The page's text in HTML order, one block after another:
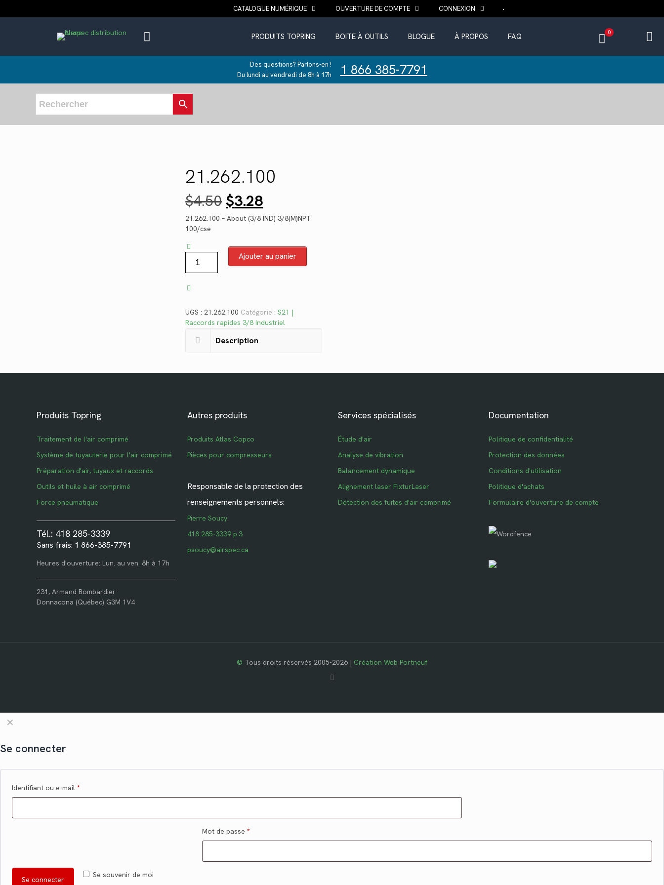
CATALOGUE NUMÉRIQUE OUVERTURE DE COMPTE CONNEXION
PRODUITS TOPRING BOITE À OUTILS BLOGUE À PROPOS FAQ 0
Des questions? Parlons-en !
Du lundi au vendredi de 8h à 17h
1 866 385-7791
21.262.100
$4.50 Le
prix
initial
$4.50.
$3.28Le
prix
actuel
$3.28.
21.262.100 – About (3/8 IND) 3/8(M)NPT
100/cse
Ajouter au panier
UGS :21.262.100 Catégorie :S21 |
Raccords rapides 3/8 Industriel
Description
Produits Topring
Traitement de l'air comprimé
Système de tuyauterie pour l'air comprimé
Préparation d'air, tuyaux et raccords
Outils et huile à air comprimé
Force pneumatique
Tél.: 418 285-3339
Sans frais: 1 866-385-7791
Heures d'ouverture: Lun. au ven. 8h à 17h
231, Armand Bombardier
Donnacona (Québec) G3M 1V4
Autres produits
Produits Atlas Copco
Pièces pour compresseurs
Responsable de la protection des
renseignements personnels:
Pierre Soucy
418 285-3339 p.3
psoucy@airspec.ca
Services spécialisés
Étude d'air
Analyse de vibration
Balancement dynamique
Alignement laser FixturLaser
Détection des fuites d'air comprimé
Documentation
Politique de confidentialité
Protection des données
Conditions d'utilisation
Politique d'achats
Formulaire d'ouverture de compte
© Tous droits réservés 2005-2026 | Création Web Portneuf
✕
Se connecter
Identifiant ou e-mail *
Mot de passe *
Se souvenir de moi
Se connecter